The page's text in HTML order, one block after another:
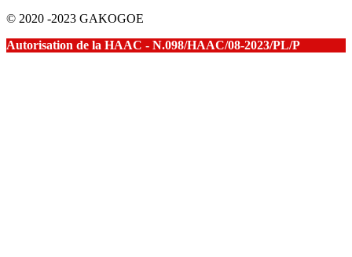
© 2020 -2023 GAKOGOE
Autorisation de la HAAC - N.098/HAAC/08-2023/PL/P